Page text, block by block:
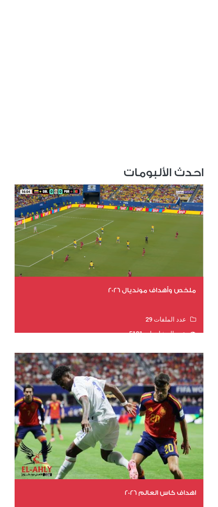
احدث الألبومات
ملخص وأهداف مونديال 2026
عدد الملفات 29
عدد المشاهدات 5181
اهداف كاس العالم 2026